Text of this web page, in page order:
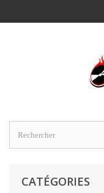
CATÉGORIES